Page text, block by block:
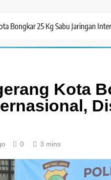
Bongkar 25 Kg Sabu Jaringan
Kota
0 3 mins